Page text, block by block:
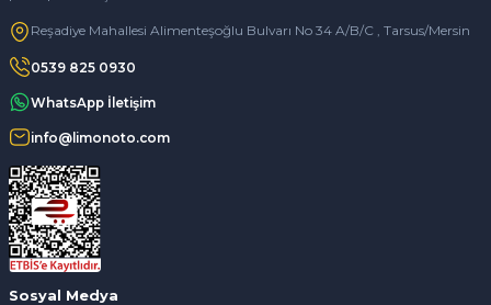
Reşadiye Mahallesi Alimenteşoğlu Bulvarı No 34 A/B/C , Tarsus/Mersin
0539 825 0930
WhatsApp İletişim
info@limonoto.com
Sosyal Medya